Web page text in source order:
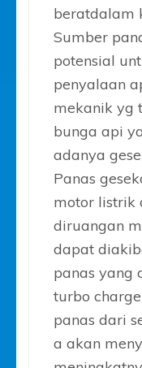
beratdalam
Sumber
potensial
penyalaan
mekanik yg
bunga api
adanya
Panas
motor listrik
diruangan
dapat
panas yang
turbo
panas dari
a akan